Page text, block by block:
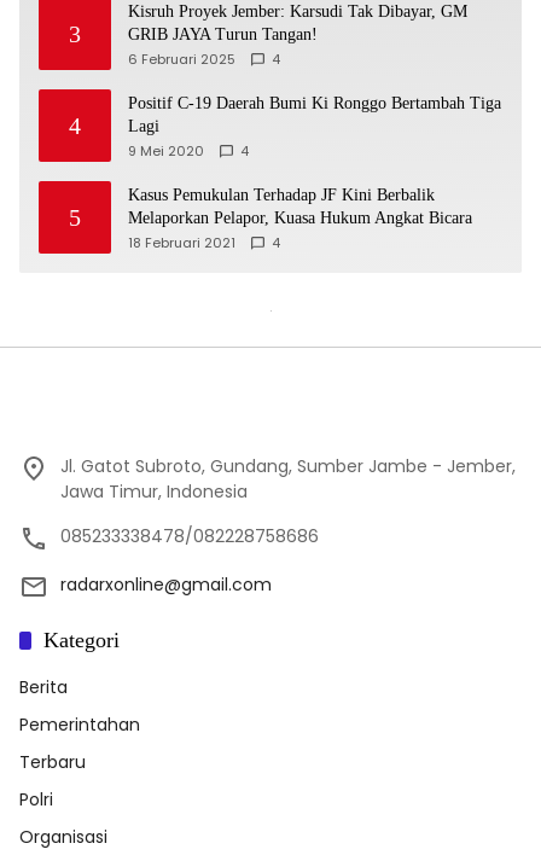
3
Kisruh Proyek Jember: Karsudi Tak Dibayar, GM
GRIB JAYA Turun Tangan!
6 Februari 2025 4
4
Positif C-19 Daerah Bumi Ki Ronggo Bertambah Tiga
Lagi
9 Mei 2020 4
5
Kasus Pemukulan Terhadap JF Kini Berbalik
Melaporkan Pelapor, Kuasa Hukum Angkat Bicara
18 Februari 2021 4